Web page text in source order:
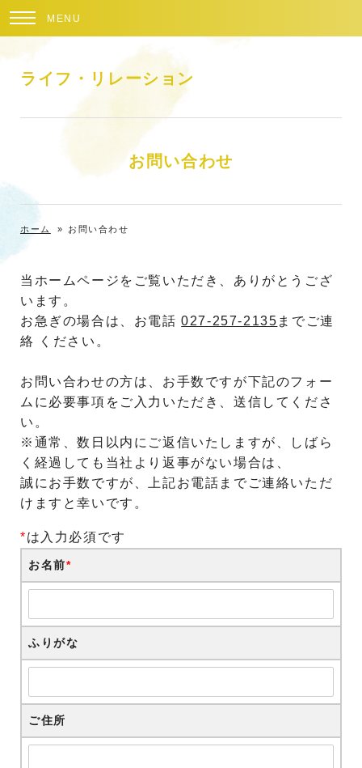
MENU
ライフ・リレーション
お問い合わせ
ホーム » お問い合わせ
当ホームページをご覧いただき、ありがとうござ
います。
お急ぎの場合は、お電話027-257-2135 までご連
絡 ください。
お問い合わせの方は、お手数ですが下記のフォー
ムに必要事項をご入力いただき、送信してくださ
い。
※通常、数日以内にご返信いたしますが、しばら
く経過しても当社より返事がない場合は、
誠にお手数ですが、上記お電話までご連絡いただ
けますと幸いです。
*は入力必須です
お名前*
ふりがな
ご住所